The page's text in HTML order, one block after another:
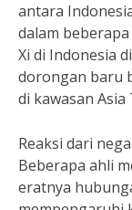
antara
dalam
Xi di Indonesia
dorongan baru
di kawasan Asia
Reaksi dari
Beberapa ahli
eratnya